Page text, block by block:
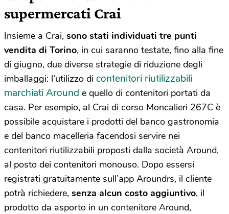
supermercati Crai
Insieme a Crai, sono stati individuati tre punti
vendita di Torino, in cui saranno testate, fino alla fine
di giugno, due diverse strategie di riduzione degli
imballaggi: l’utilizzo di contenitori riutilizzabili
marchiati Around e quello di contenitori portati da
casa. Per esempio, al Crai di corso Moncalieri 267C è
possibile acquistare i prodotti del banco gastronomia
e del banco macelleria facendosi servire nei
contenitori riutilizzabili proposti dalla società Around,
al posto dei contenitori monouso. Dopo essersi
registrati gratuitamente sull’app Aroundrs, il cliente
potrà richiedere, senza alcun costo aggiuntivo, il
prodotto da asporto in un contenitore Around,